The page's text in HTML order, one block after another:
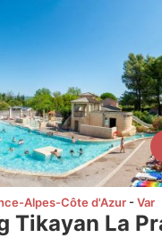
Alpes-Côte d'Azur Var
Tikayan La